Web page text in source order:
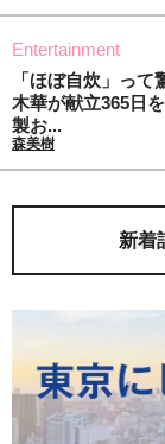
Entertainment
「ほぼ自炊」って
木華が献立365日
製お...
森美樹
新着